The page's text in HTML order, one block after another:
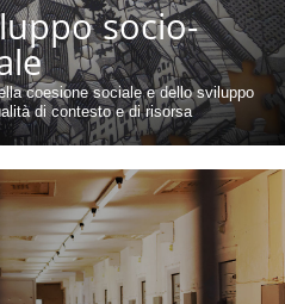
socio-
coesione sociale e dello sviluppo
di contesto e di risorsa